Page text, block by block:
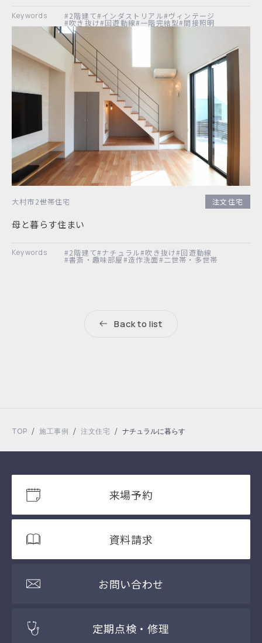
#2階建て#インダストリアル#ヴィンテージ
#吹き抜け#回遊動線#一階完結型#間接照明
大村市2世帯住宅 注文住宅
母と暮らす住まい
#2階建て#ナチュラル#吹き抜け#回遊動線
#書斎・趣味部屋#造作洗面#二世帯・多世帯
Back to list
TOP / 施工事例 / 注文住宅 / ナチュラルに暮らす
来場予約
資料請求
お問い合わせ
定期点検・修理